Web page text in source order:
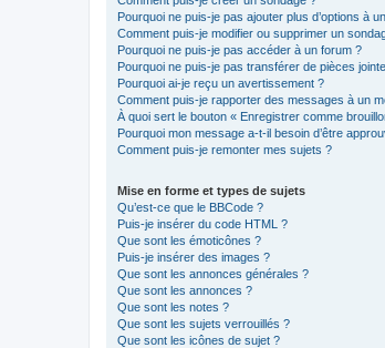
Pourquoi ne puis-je pas ajouter plus d’options à
Comment puis-je modifier ou supprimer un
Pourquoi ne puis-je pas accéder à un forum ?
Pourquoi ne puis-je pas transférer de pièces
Pourquoi ai-je reçu un avertissement ?
Comment puis-je rapporter des messages à un
À quoi sert le bouton « Enregistrer comme
Pourquoi mon message a-t-il besoin d’être
Comment puis-je remonter mes sujets ?
Mise en forme et types de sujets
Qu’est-ce que le BBCode ?
Puis-je insérer du code HTML ?
Que sont les émoticônes ?
Puis-je insérer des images ?
Que sont les annonces générales ?
Que sont les annonces ?
Que sont les notes ?
Que sont les sujets verrouillés ?
Que sont les icônes de sujet ?